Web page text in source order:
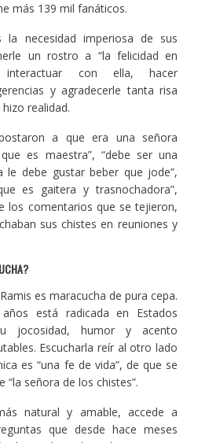
más 139 mil fanáticos.
la necesidad imperiosa de sus
un rostro a “la felicidad en
interactuar con ella, hacer
y agradecerle tanta risa
realidad.
a que era una señora
es maestra”, “debe ser una
le debe gustar beber que jode”,
es gaitera y trasnochadora”,
los comentarios que se tejieron,
sus chistes en reuniones y
es maracucha de pura cepa.
está radicada en Estados
jocosidad, humor y acento
Escucharla reír al otro lado
es “una fe de vida”, de que se
“la señora de los chistes”.
natural y amable, accede a
que desde hace meses